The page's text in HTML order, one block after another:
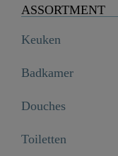
ASSORTMENT
Keuken
Badkamer
Douches
Toiletten